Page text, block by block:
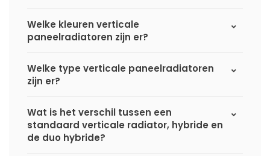
Welke kleuren verticale
paneelradiatoren zijn er?
Welke type verticale paneelradiatoren
zijn er?
Wat is het verschil tussen een
standaard verticale radiator, hybride en
de duo hybride?